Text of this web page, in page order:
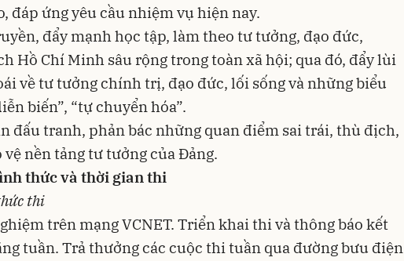
đáp ứng yêu cầu nhiệm vụ hiện nay.
đẩy mạnh học tập, làm theo tư tưởng, đạo đức,
Hồ Chí Minh sâu rộng trong toàn xã hội; qua đó, đẩy lùi
về tư tưởng chính trị, đạo đức, lối sống và những biểu
biến”, “tự chuyển hóa”.
đấu tranh, phản bác những quan điểm sai trái, thù địch,
vệ nền tảng tư tưởng của Đảng.
thức và thời gian thi
thi
trên mạng VCNET. Triển khai thi và thông báo kết
tuần. Trả thưởng các cuộc thi tuần qua đường bưu điện